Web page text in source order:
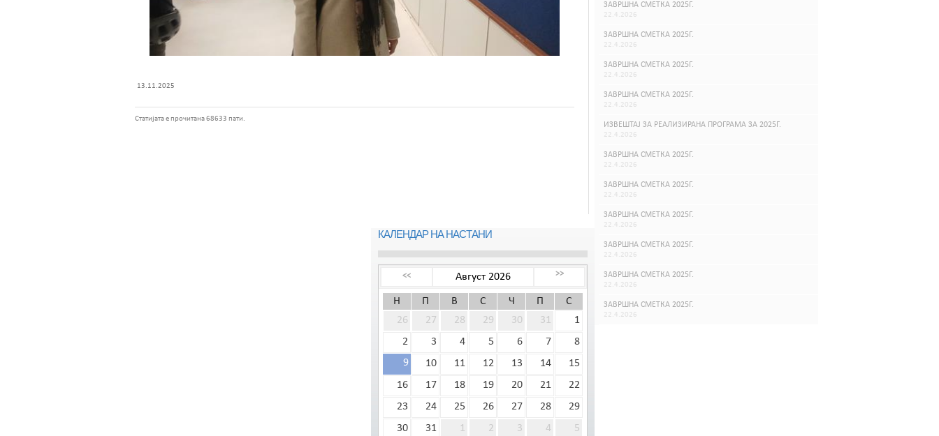
13.11.2025
Статијата е прочитана 68633 пати.
ЗАВРШНА СМЕТКА 2025Г.
22.4.2026
ЗАВРШНА СМЕТКА 2025Г.
22.4.2026
ЗАВРШНА СМЕТКА 2025Г.
22.4.2026
ЗАВРШНА СМЕТКА 2025Г.
22.4.2026
ИЗВЕШТАЈ ЗА РЕАЛИЗИРАНА ПРОГРАМА ЗА 2025Г.
22.4.2026
ЗАВРШНА СМЕТКА 2025Г.
22.4.2026
ЗАВРШНА СМЕТКА 2025Г.
22.4.2026
ЗАВРШНА СМЕТКА 2025Г.
22.4.2026
ЗАВРШНА СМЕТКА 2025Г.
22.4.2026
ЗАВРШНА СМЕТКА 2025Г.
22.4.2026
ЗАВРШНА СМЕТКА 2025Г.
22.4.2026
КАЛЕНДАР НА НАСТАНИ
<< Август 2026 >>
Н П В С Ч П
С
26
27 28 29 30 31
1
2
3 4 5 6 7
8
9
10 11 12 13 14
15
16
17 18 19 20 21
22
23
24 25 26 27 28
29
30
31 1 2 3 4 5